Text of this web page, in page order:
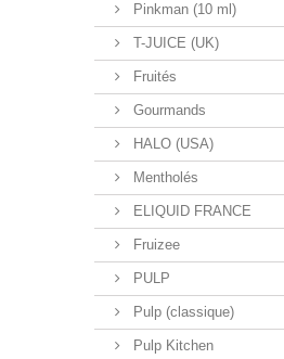
Pinkman (10 ml)
T-JUICE (UK)
Fruités
Gourmands
HALO (USA)
Mentholés
ELIQUID FRANCE
Fruizee
PULP
Pulp (classique)
Pulp Kitchen